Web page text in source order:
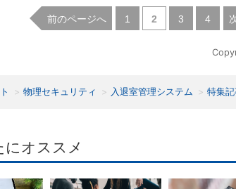
前のページへ 1 2 3 4
物理セキュリティ 入退室管理システム 特集